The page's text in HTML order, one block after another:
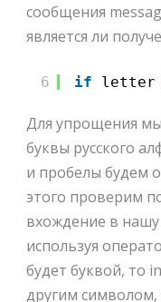
сообщения
является ли
6 if letter
Для упрощения
буквы русского
и пробелы будем
этого проверим
вхождение в
используя
будет буквой, то
другим символом,